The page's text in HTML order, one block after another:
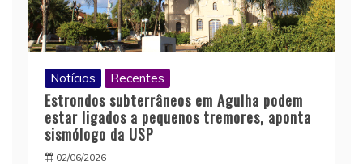
Notícias Recentes
Estrondos subterrâneos em Agulha podem
estar ligados a pequenos tremores, aponta
sismólogo da USP
02/06/2026